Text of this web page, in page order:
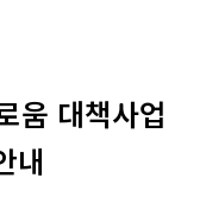
움 대책사업
내